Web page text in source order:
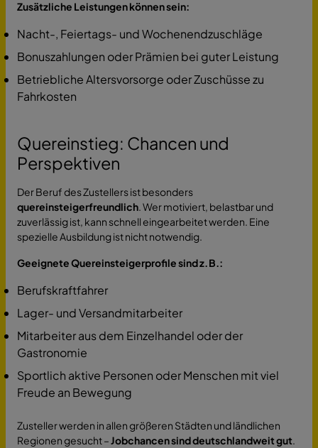
Zusätzliche Leistungen können sein:
Nacht-, Feiertags- und Wochenendzuschläge
Bonuszahlungen oder Prämien bei guter Leistung
Betriebliche Altersvorsorge oder Zuschüsse zu
Fahrkosten
Quereinstieg: Chancen und
Perspektiven
Der Beruf des Zustellers ist besonders
quereinsteigerfreundlich. Wer motiviert, belastbar und
zuverlässig ist, kann schnell eingearbeitet werden. Eine
spezielle Ausbildung ist nicht notwendig.
Geeignete Quereinsteigerprofile sind z. B.:
Berufskraftfahrer
Lager- und Versandmitarbeiter
Mitarbeiter aus dem Einzelhandel oder der
Gastronomie
Sportlich aktive Personen oder Menschen mit viel
Freude an Bewegung
Zusteller werden in allen größeren Städten und ländlichen
Regionen gesucht –Jobchancen sind deutschlandweit gut.